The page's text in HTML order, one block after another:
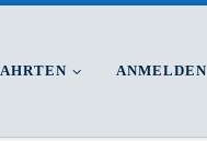
ANMELDEN